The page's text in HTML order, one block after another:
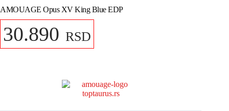
AMOUAGE Opus XV King Blue EDP
30.890 RSD